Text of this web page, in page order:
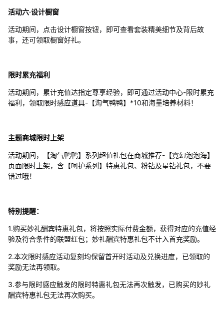
活动六·设计橱窗
活动期间，点击设计橱窗按钮，即可查看套装精美细节及背后故
事，还可领取橱窗好礼。
限时累充福利
活动期间，累计充值达指定尊享经验，即可通过活动中心-限时累充
福利，领取限时感应道具-【淘气鸭鸭】*10和海量培养材料！
主题商城限时上架
活动期间，【淘气鸭鸭】系列超值礼包在商城推荐-【霓幻泡泡海】
页面限时上架，含【呵护系列】特惠礼包、粉钻及星钻礼包，不要
错过哦！
特别提醒：
1.购买妙礼酬宾特惠礼包，将按照实际付费金额，获得对应的充值经
验及符合条件的联盟红包；妙礼酬宾特惠礼包不计入首充奖励。
2.本次限时感应活动复刻均保留首开时活动及兑换进度，已领取的
奖励无法再领取。
3.参与限时感应触发的限时特惠礼包无法再次触发，已购买的妙礼
酬宾特惠礼包无法再次购买。